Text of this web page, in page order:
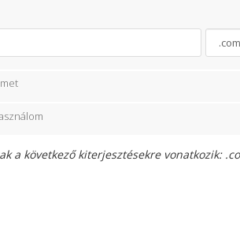
a következő kiterjesztésekre vonatkozik: